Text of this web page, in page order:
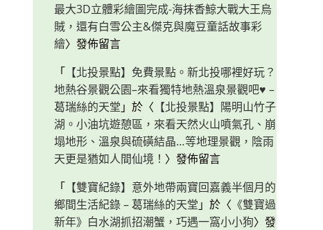
最大3D立體彩繪圖完成-海抹香鯨大戰大王烏
賊，還有白雪公主&傑克與魔豆童話故事彩
繪〉發佈留言
「 【北投景點】免費景點。新北投哪裡好玩？
地熱谷景觀公園–來看獨特地熱溫泉景觀吧♥ –
葛瑞絲的天堂 」於〈 【北投景點】陽明山竹子
湖。小油坑遊憩區，來看天然火山噴氣孔、崩
塌地形、溫泉與硫磺結晶…等地理景觀，陰雨
天更是猶如人間仙境！ 〉發佈留言
「 【雙寶紀錄】意外地帶兩寶回嘉義半個月的
鄉間生活紀錄 – 葛瑞絲的天堂 」於〈 《雙寶過
新年》白水湖抓招潮蟹，巧遇一窩小小狗〉發